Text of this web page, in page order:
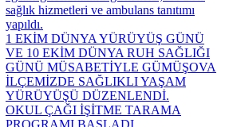
sağlık hizmetleri ve ambulans tanıtımı
yapıldı.
1 EKİM DÜNYA YÜRÜYÜŞ GÜNÜ
VE 10 EKİM DÜNYA RUH SAĞLIĞI
GÜNÜ MÜSABETİYLE GÜMÜŞOVA
İLÇEMİZDE SAĞLIKLI YAŞAM
YÜRÜYÜŞÜ DÜZENLENDİ.
OKUL ÇAĞI İŞİTME TARAMA
PROGRAMI BAŞLADI.